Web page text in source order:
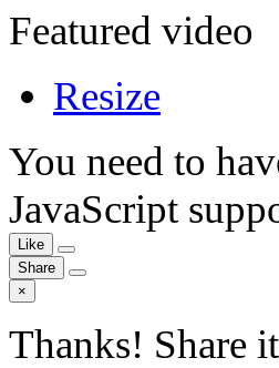
Featured video
Resize
You need to
JavaScript
Like
Share
×
Thanks! Share